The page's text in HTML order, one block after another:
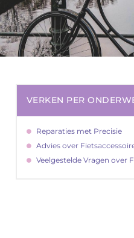
VERKEN PER
Reparaties met Precisie
Advies over
Veelgestelde Vragen over